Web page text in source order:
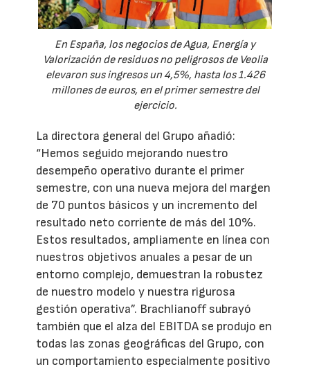
En España, los negocios de Agua, Energía y
Valorización de residuos no peligrosos de Veolia
elevaron sus ingresos un 4,5%, hasta los 1.426
millones de euros, en el primer semestre del
ejercicio.
La directora general del Grupo añadió:
“Hemos seguido mejorando nuestro
desempeño operativo durante el primer
semestre, con una nueva mejora del margen
de 70 puntos básicos y un incremento del
resultado neto corriente de más del 10%.
Estos resultados, ampliamente en línea con
nuestros objetivos anuales a pesar de un
entorno complejo, demuestran la robustez
de nuestro modelo y nuestra rigurosa
gestión operativa”. Brachlianoff subrayó
también que el alza del EBITDA se produjo en
todas las zonas geográficas del Grupo, con
un comportamiento especialmente positivo